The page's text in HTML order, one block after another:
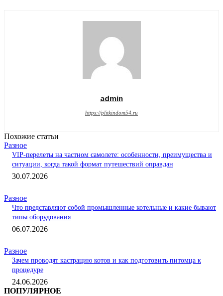
admin
https://plitkindom54.ru
Похожие статьи
Разное
VIP-перелеты на частном самолете: особенности, преимущества и
ситуации, когда такой формат путешествий оправдан
30.07.2026
Разное
Что представляют собой промышленные котельные и какие бывают
типы оборудования
06.07.2026
Разное
Зачем проводят кастрацию котов и как подготовить питомца к
процедуре
24.06.2026
ПОПУЛЯРНОЕ